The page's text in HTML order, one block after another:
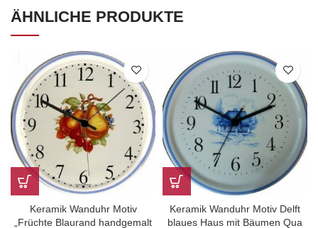
ÄHNLICHE PRODUKTE
Keramik Wanduhr Motiv
„Früchte Blaurand handgemalt
Keramik Wanduhr Motiv Delft
blaues Haus mit Bäumen Qua